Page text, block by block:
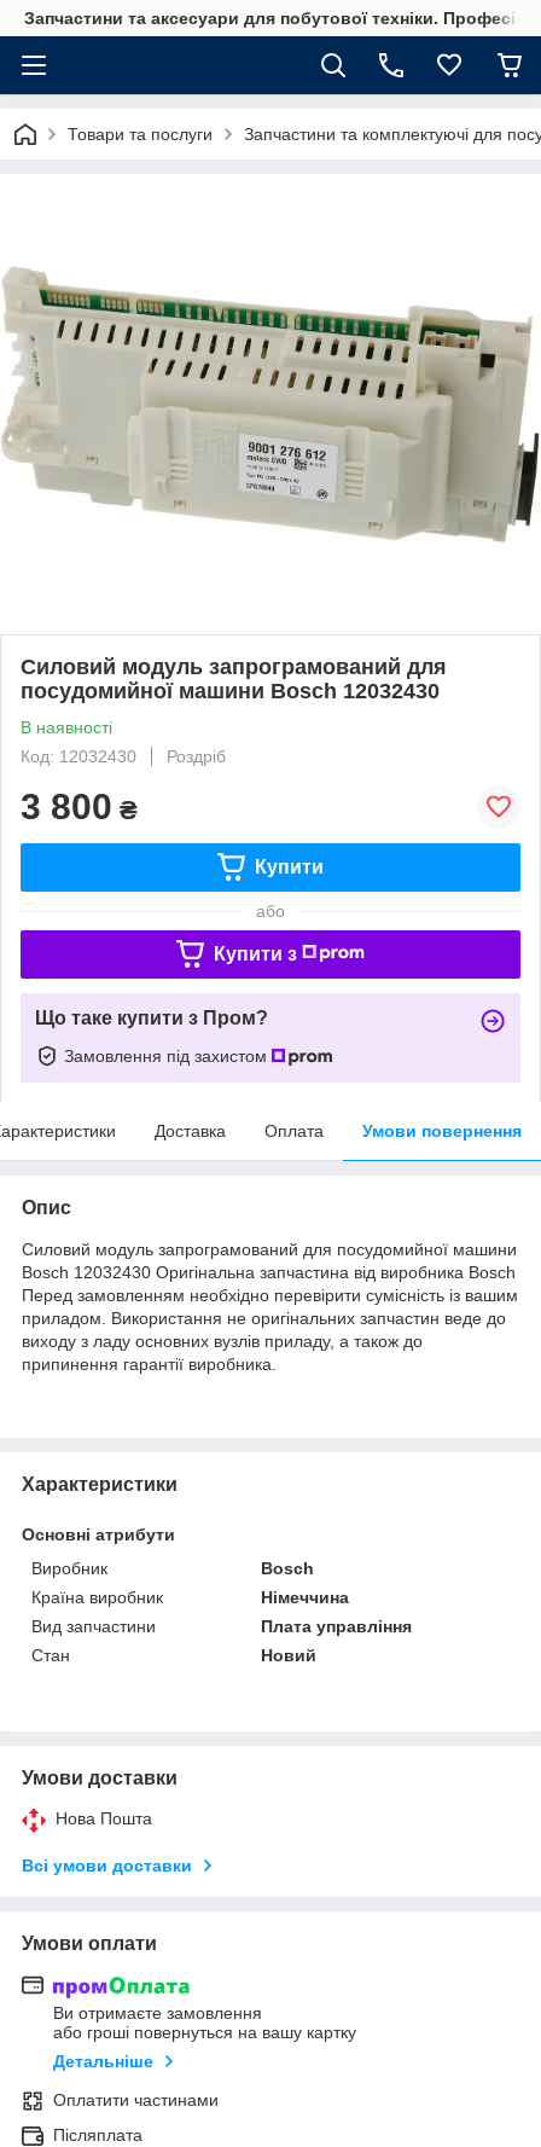
Запчастини та аксесуари для побутової техніки.
Товари та послуги Запчастини та комплектуючі для
Силовий модуль запрограмований для
посудомийної машини Bosch 12032430
В наявності
Код: 12032430
Роздріб
3 800 ₴
Купити
або
Купити з
Що таке купити з Пром?
Замовлення під захистом
Доставка Оплата Умови повернення
Опис
Силовий модуль запрограмований для посудомийної машини
Bosch 12032430 Оригінальна запчастина від виробника Bosch
Перед замовленням необхідно перевірити сумісність із вашим
приладом. Використання не оригінальних запчастин веде до
виходу з ладу основних вузлів приладу, а також до
припинення гарантії виробника.
Характеристики
Основні атрибути
Виробник
Bosch
Країна виробник
Німеччина
Вид запчастини
Плата управління
Стан
Новий
Умови доставки
Нова Пошта
Всі умови доставки
Умови оплати
Ви отримаєте замовлення
або гроші повернуться на вашу картку
Детальніше
Оплатити частинами
Післяплата